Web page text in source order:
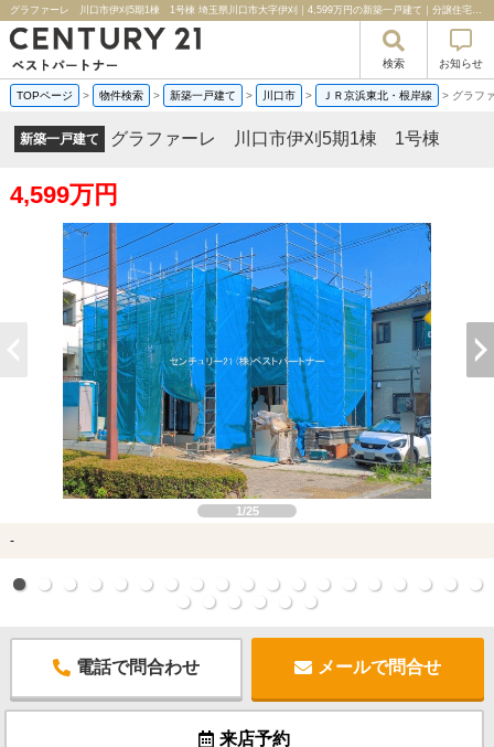
グラファーレ 川口市伊刈5期1棟 1号棟 埼玉県川口市大字伊刈｜4,599万円の新築一戸建て｜分譲住宅や新築物件｜センチュリー２１ベストパートナー
検索 お知らせ
TOPページ > 物件検索 > 新築一戸建て > 川口市 > ＪＲ京浜東北・根岸線 > グラフ
新築一戸建て グラファーレ 川口市伊刈5期1棟 1号棟
4,599万円
1/25
-
電話で問合わせ メールで問合せ
来店予約